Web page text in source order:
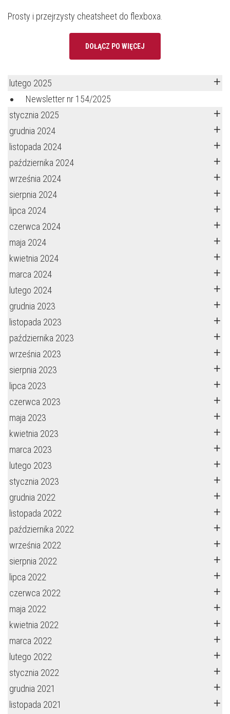
Prosty i przejrzysty cheatsheet do flexboxa.
DOŁĄCZ PO WIĘCEJ
lutego 2025
Newsletter nr 154/2025
stycznia 2025
grudnia 2024
listopada 2024
października 2024
września 2024
sierpnia 2024
lipca 2024
czerwca 2024
maja 2024
kwietnia 2024
marca 2024
lutego 2024
grudnia 2023
listopada 2023
października 2023
września 2023
sierpnia 2023
lipca 2023
czerwca 2023
maja 2023
kwietnia 2023
marca 2023
lutego 2023
stycznia 2023
grudnia 2022
listopada 2022
października 2022
września 2022
sierpnia 2022
lipca 2022
czerwca 2022
maja 2022
kwietnia 2022
marca 2022
lutego 2022
stycznia 2022
grudnia 2021
listopada 2021